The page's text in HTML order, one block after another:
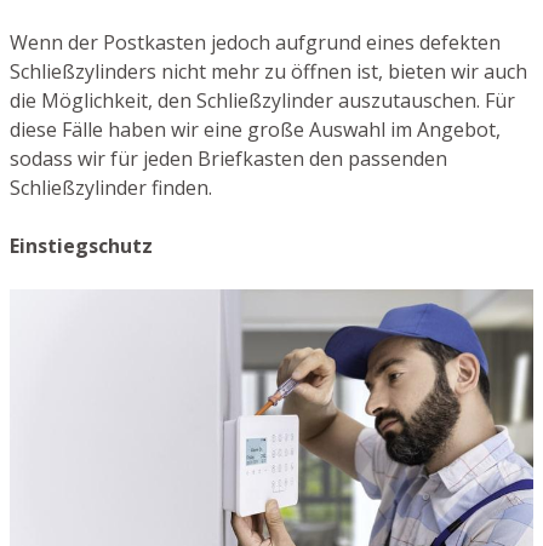
Wenn der Postkasten jedoch aufgrund eines defekten
Schließzylinders nicht mehr zu öffnen ist, bieten wir auch
die Möglichkeit, den Schließzylinder auszutauschen. Für
diese Fälle haben wir eine große Auswahl im Angebot,
sodass wir für jeden Briefkasten den passenden
Schließzylinder finden.
Einstiegschutz